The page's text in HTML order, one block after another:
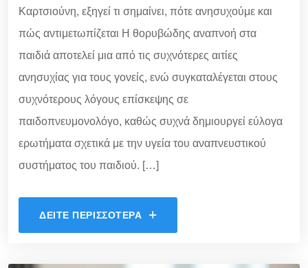
Καρτσιούνη, εξηγεί τι σημαίνει, πότε ανησυχούμε και
πώς αντιμετωπίζεται Η θορυβώδης αναπνοή στα
παιδιά αποτελεί μια από τις συχνότερες αιτίες
ανησυχίας για τους γονείς, ενώ συγκαταλέγεται στους
συχνότερους λόγους επίσκεψης σε
παιδοπνευμονολόγο, καθώς συχνά δημιουργεί εύλογα
ερωτήματα σχετικά με την υγεία του αναπνευστικού
συστήματος του παιδιού. […]
ΔΕΊΤΕ ΠΕΡΙΣΣΌΤΕΡΑ